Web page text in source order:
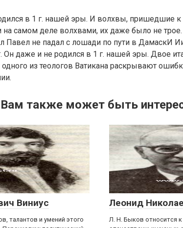
в 1 г. нашей эры. И волхвы, пришедшие
на самом деле волхвами, их даже было не
Павел не падал с лошади по пути в ДамаскИ
Он даже и не родился в 1 г. нашей эры. Двое
из теологов Ватикана раскрывают
Вам также может быть
Виниус
талантов и умений этого
Леонид
Л. Н. Быков относится